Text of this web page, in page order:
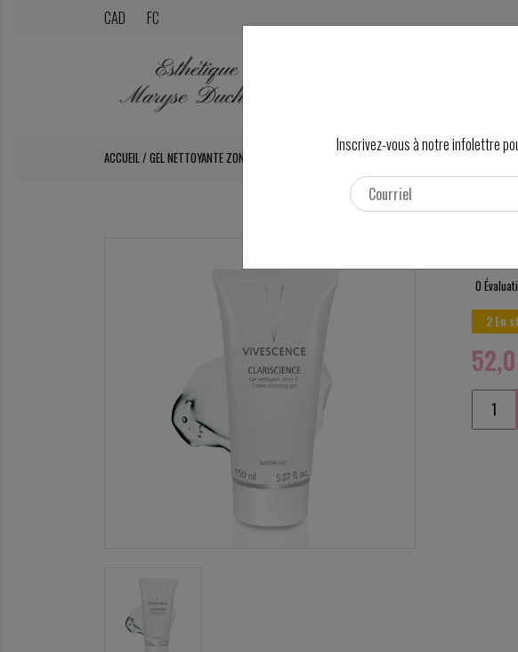
CAD FC
ACCUEIL /GEL NETTOYANTE ZONE-T CLARISCIENCE 150ML
0
2 En
Inscrivez-vous à notre infolettre